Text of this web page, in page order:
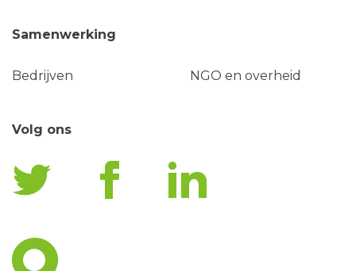
Samenwerking
Bedrijven NGO en overheid
Volg ons